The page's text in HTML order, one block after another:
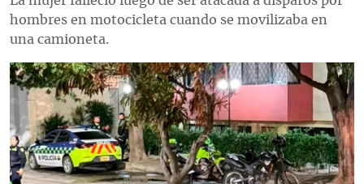
hombres en motocicleta cuando se movilizaba en
una camioneta.
Contenido multimedia principal